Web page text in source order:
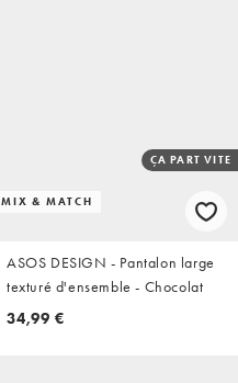
MIX & MATCH
ÇA PART VITE
ASOS DESIGN - Pantalon large
texturé d'ensemble - Chocolat
34,99 €